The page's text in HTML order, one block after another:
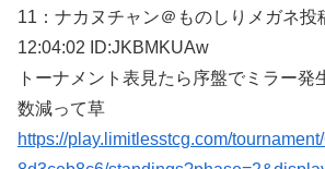
11： ナカヌチャン＠ものしりメガネ投
12:04:02 ID:JKBMKUAw
トーナメント表見たら序盤でミラー発
数減って草
https://play.limitlesstcg.com/